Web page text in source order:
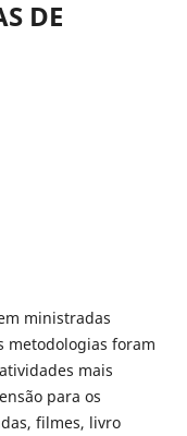
DE
ministradas
metodologias foram
mais
para os
filmes, livro